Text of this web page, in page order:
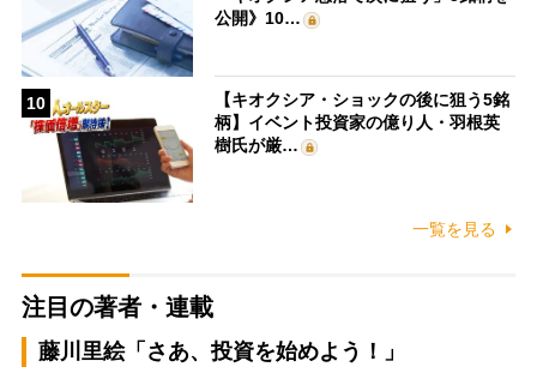
公開》10…
10
【キオクシア・ショックの後に狙う5銘
柄】イベント投資家の億り人・羽根英
樹氏が厳…
一覧を見る
注目の著者・連載
藤川里絵「さあ、投資を始めよう！」